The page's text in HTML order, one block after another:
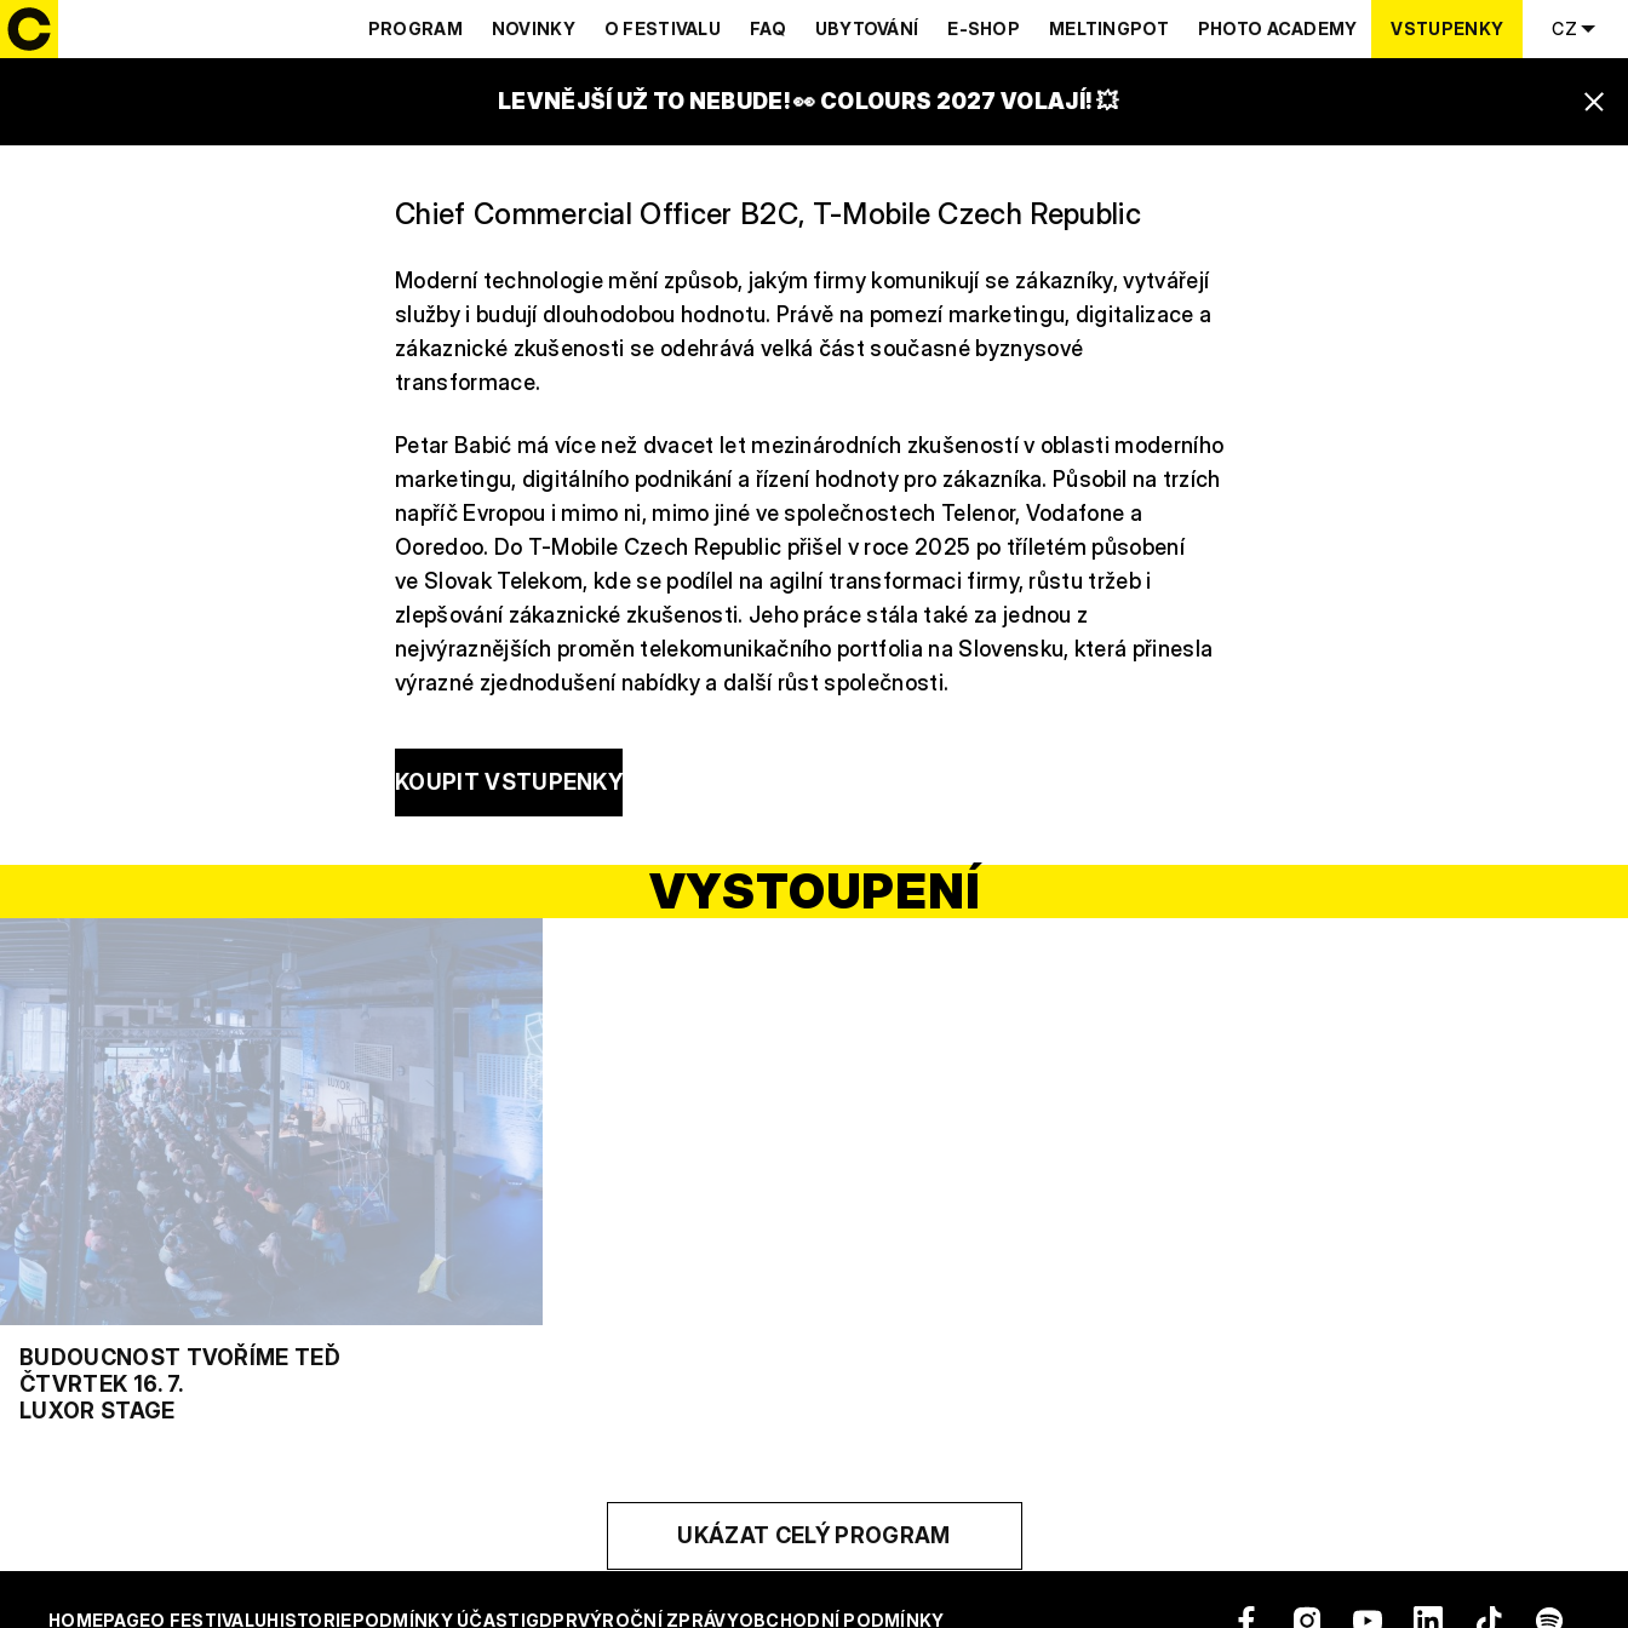
PROGRAM NOVINKY O FESTIVALU FAQ UBYTOVÁNÍ E-SHOP MELTINGPOT PHOTO ACADEMY VSTUPENKY CZ
LEVNĚJŠÍ UŽ TO NEBUDE! 👀 COLOURS 2027 VOLAJÍ! 💥
PETAR BABIĆ
Chief Commercial Officer B2C, T-Mobile Czech Republic
Moderní technologie mění způsob, jakým firmy komunikují se zákazníky, vytvářejí
služby i budují dlouhodobou hodnotu. Právě na pomezí marketingu, digitalizace a
zákaznické zkušenosti se odehrává velká část současné byznysové
transformace.
Petar Babić má více než dvacet let mezinárodních zkušeností v oblasti moderního
marketingu, digitálního podnikání a řízení hodnoty pro zákazníka. Působil na trzích
napříč Evropou i mimo ni, mimo jiné ve společnostech Telenor, Vodafone a
Ooredoo. Do T-Mobile Czech Republic přišel v roce 2025 po tříletém působení
ve Slovak Telekom, kde se podílel na agilní transformaci firmy, růstu tržeb i
zlepšování zákaznické zkušenosti. Jeho práce stála také za jednou z
nejvýraznějších proměn telekomunikačního portfolia na Slovensku, která přinesla
výrazné zjednodušení nabídky a další růst společnosti.
KOUPIT VSTUPENKY
VYSTOUPENÍ
BUDOUCNOST TVOŘÍME TEĎ
ČTVRTEK 16. 7.
LUXOR STAGE
UKÁZAT CELÝ PROGRAM
HOMEPAGEO FESTIVALUHISTORIEPODMÍNKY ÚČASTIGDPRVÝROČNÍ ZPRÁVYOBCHODNÍ PODMÍNKY